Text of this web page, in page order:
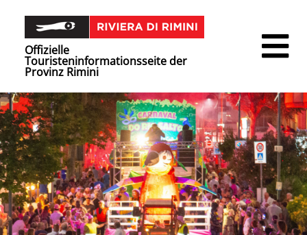
Offizielle
Touristeninformationsseite der
Provinz Rimini